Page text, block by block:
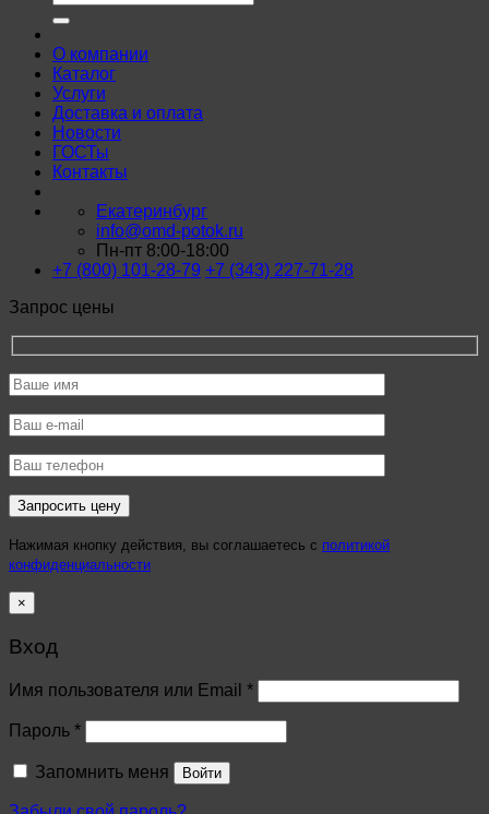
О компании
Каталог
Услуги
Доставка и оплата
Новости
ГОСТы
Контакты
Екатеринбург
info@omd-potok.ru
Пн-пт 8:00-18:00
+7 (800) 101-28-79 +7 (343) 227-71-28
Запрос цены
Нажимая кнопку действия, вы соглашаетесь с политикой
конфиденциальности
×
Вход
Имя пользователя или Email *
Пароль *
Запомнить меня Войти